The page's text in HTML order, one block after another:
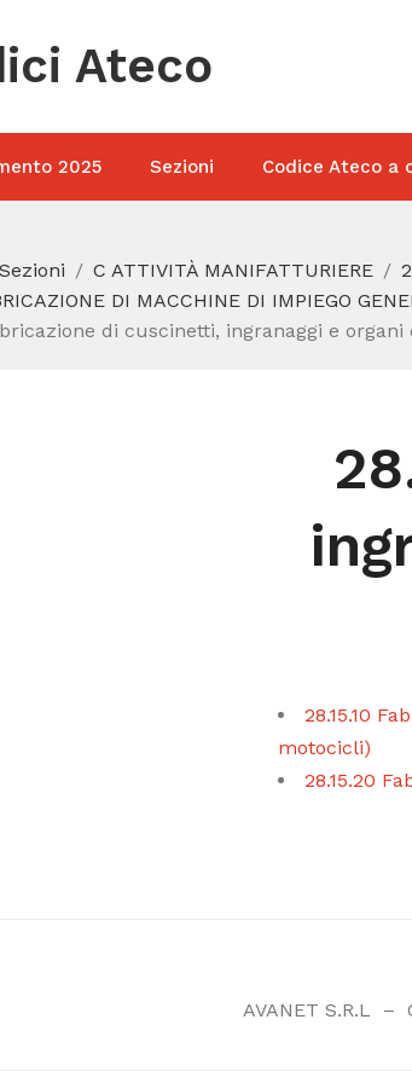
Ateco
2025 Sezioni Codice Ateco a
Sezioni C ATTIVITÀ MANIFATTURIERE
DI MACCHINE DI IMPIEGO
di cuscinetti, ingranaggi e
28.15.10
motocicli)
28.15.20
AVANET S.R.L
–